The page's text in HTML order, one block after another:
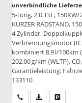
unverbindliche
5-türig, 2.0 TSI ; 150KW/
KURZER RADSTAND,
4 Zylinder,
Verbrennungsmotor
kombiniert 8,9 l/100km
202.00 g/km (WLTP),
Garantieleistung:
133110
Wir rufen Sie an
PDF-Datei,